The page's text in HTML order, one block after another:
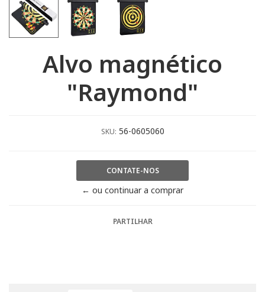
Alvo magnético
"Raymond"
SKU: 56-0605060
CONTATE-NOS
← ou continuar a comprar
PARTILHAR